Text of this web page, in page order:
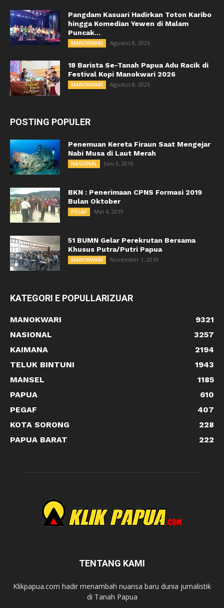
Pangdam Kasuari Hadirkan Toton Karibo
hingga Komedian Yewen di Malam
Puncak...
MANOKWARI Agustus 8, 2026
18 Barista Se-Tanah Papua Adu Racik di
Festival Kopi Manokwari 2026
MANOKWARI Agustus 8, 2026
POSTING POPULER
Penemuan Kereta Firaun Saat Mengejar
Nabi Musa di Laut Merah
NASIONAL Juni 3, 2019
BKN : Penerimaan CPNS Formasi 2019
Bulan Oktober
PEGAF Mei 4, 2019
51 BUMN Gelar Perekrutan Bersama
Khusus Putra/Putri Papua
MANOKWARI November 1, 2019
KATEGORI E POPULLARIZUAR
MANOKWARI
9321
NASIONAL
3257
KAIMANA
2194
TELUK BINTUNI
1943
MANSEL
1185
PAPUA
610
PEGAF
407
KOTA SORONG
228
PAPUA BARAT
222
TENTANG KAMI
Klikpapua.com hadir menambah nuansa baru dunia jurnalistik
di Tanah Papua